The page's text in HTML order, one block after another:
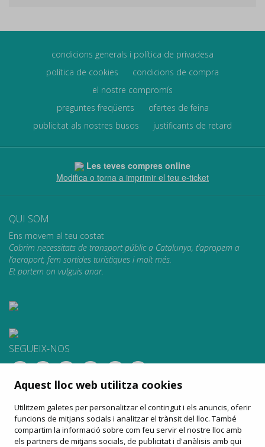
Aquest lloc web utilitza cookies
Utilitzem galetes per personalitzar el contingut i els anuncis, oferir
funcions de mitjans socials i analitzar el trànsit del lloc. També
compartim la informació sobre com feu servir el nostre lloc amb
els partners de mitjans socials, de publicitat i d'anàlisis amb qui
condicions generals i política de privadesa
política de cookies
condicions de compra
el nostre compromís
preguntes freqüents
ofertes de feina
publicitat als nostres busos
justificants de retard
Les teves compres online
Modifica o torna a imprimir el teu e-ticket
QUI SOM
Ens movem al teu costat
Cobrim necessitats de transport públic a Catalunya, t’apropem a
l’aeroport, fem sortides turístiques i molt més.
Et portem on vulguis anar.
SEGUEIX-NOS
CONTACTAR
Apartat de Correus, 31
08100 Mollet del Vallès
900 13 00 14